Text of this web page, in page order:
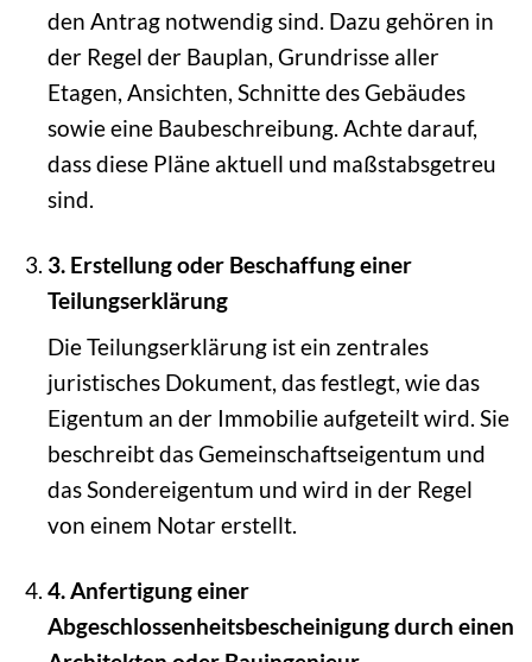
den Antrag notwendig sind. Dazu gehören in
der Regel der Bauplan, Grundrisse aller
Etagen, Ansichten, Schnitte des Gebäudes
sowie eine Baubeschreibung. Achte darauf,
dass diese Pläne aktuell und maßstabsgetreu
sind.
3. Erstellung oder Beschaffung einer
Teilungserklärung
Die Teilungserklärung ist ein zentrales
juristisches Dokument, das festlegt, wie das
Eigentum an der Immobilie aufgeteilt wird. Sie
beschreibt das Gemeinschaftseigentum und
das Sondereigentum und wird in der Regel
von einem Notar erstellt.
4. Anfertigung einer
Abgeschlossenheitsbescheinigung durch einen